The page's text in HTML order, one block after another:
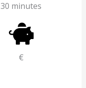
30 minutes
€